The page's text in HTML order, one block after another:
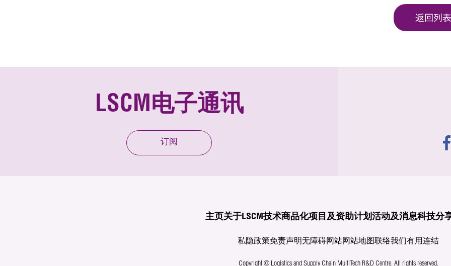
返回列表
LSCM电子通讯
订阅
主页关于LSCM技术商品化项目及资助计划活动及消息科技分
私隐政策免责声明无障碍网站网站地图联络我们有用连结
Copyright © Logistics and Supply Chain MultiTech R&D Centre. All rights reserved.